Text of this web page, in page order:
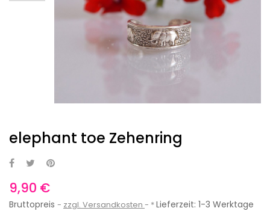
elephant toe Zehenring
9,90 €
Bruttopreis zzgl. Versandkosten *Lieferzeit: 1-3 Werktage